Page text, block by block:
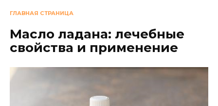
ГЛАВНАЯ СТРАНИЦА
Масло ладана: лечебные
свойства и применение